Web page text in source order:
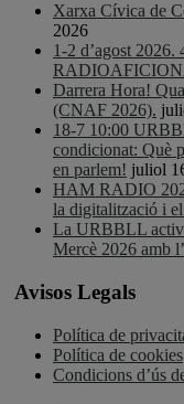
Xarxa Cívica de
2026
1-2 d’agost
Darrera Hora!
(CNAF 2026).
18-7 10:00
condicionat: Què
en parlem! juliol
HAM RADIO
la digitalització i
La URBBLL
Mercè 2026 amb
Avisos Legals
Política de
Política de cookies
Condicions d’ús